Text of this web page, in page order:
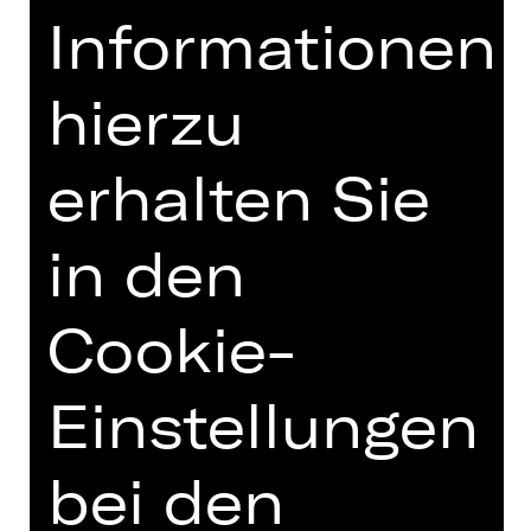
fuehrungen(a)staatstheater-
nuernberg.de oder die Staatstheater-
Weitere Führungsformate
Illustration: Simon Kellermann
TERMINE UND BESETZUNG
Informationen
hierzu
erhalten Sie
in den
Cookie-
Einstellungen
bei den